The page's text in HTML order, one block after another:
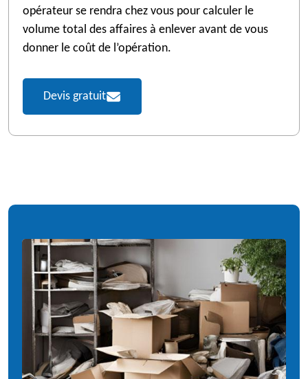
opérateur se rendra chez vous pour calculer le
volume total des affaires à enlever avant de vous
donner le coût de l’opération.
Devis gratuit